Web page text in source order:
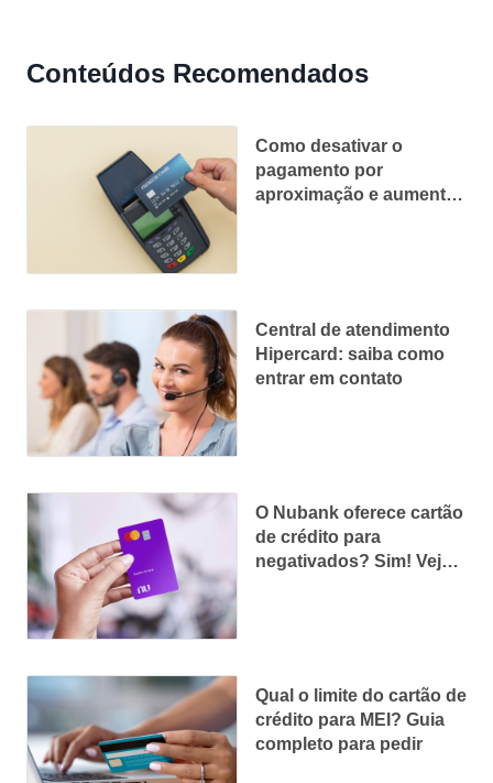
Conteúdos Recomendados
Como desativar o
pagamento por
aproximação e aumentar
Central de atendimento
Hipercard: saiba como
entrar em contato
O Nubank oferece cartão
de crédito para
negativados? Sim! Veja
Qual o limite do cartão de
crédito para MEI? Guia
completo para pedir